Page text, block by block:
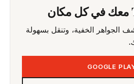
الجواهر الخفية، وتنقل بسهولة